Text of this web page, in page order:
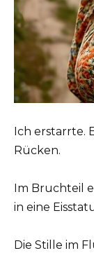
Ich erstarrte.
Rücken.
Im Bruchteil
in eine
Die Stille im